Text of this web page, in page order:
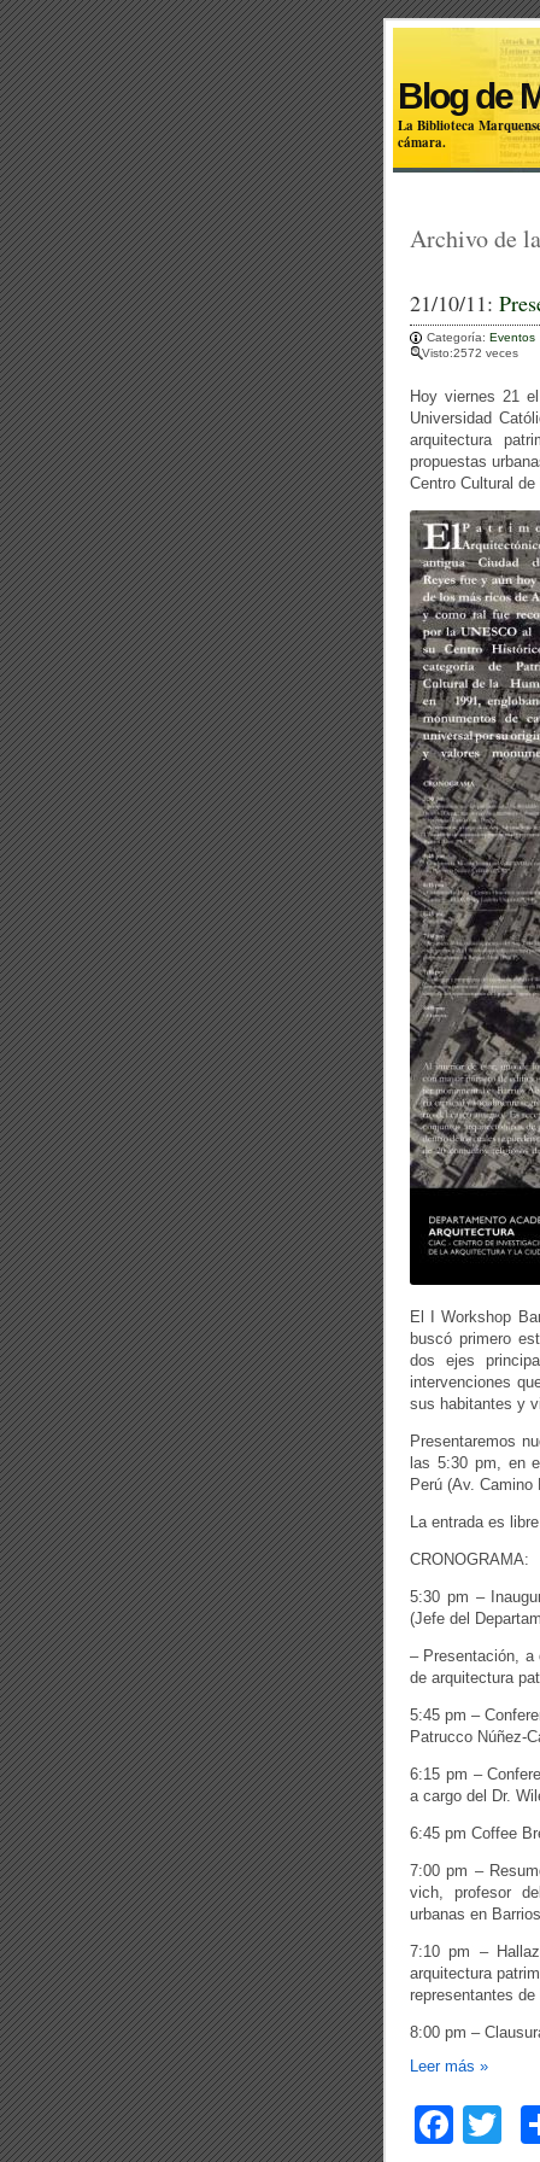
Blog de
La Biblioteca
cámara.
Archivo de
21/10/11:
Categoría: Eventos
Visto:2572 veces
Hoy viernes 21
Universidad
arquitectura
propuestas
Centro Cultural de
El I Workshop
buscó primero
dos ejes
intervenciones
sus habitantes y
Presentaremos
las 5:30 pm, en
Perú (Av. Camino
La entrada es libre
CRONOGRAMA:
5:30 pm –
(Jefe del
– Presentación, a
de arquitectura
5:45 pm –
Patrucco Núñez-
6:15 pm –
a cargo del Dr.
6:45 pm Coffee
7:00 pm –
vich, profesor
urbanas en
7:10 pm –
arquitectura
representantes
8:00 pm –
Leer más »
F